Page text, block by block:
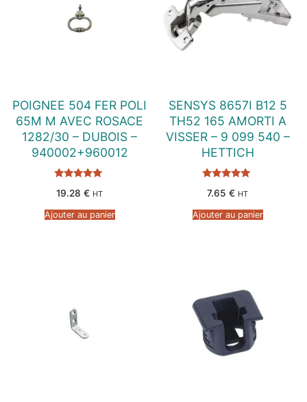
POIGNEE 504 FER POLI
65M M AVEC ROSACE
1282/30 – DUBOIS –
940002+960012
5.00
19.28 € HT
Ajouter au panier
SENSYS 8657I B12 5
TH52 165 AMORTI A
VISSER – 9 099 540 –
HETTICH
5.00
7.65 € HT
Ajouter au panier